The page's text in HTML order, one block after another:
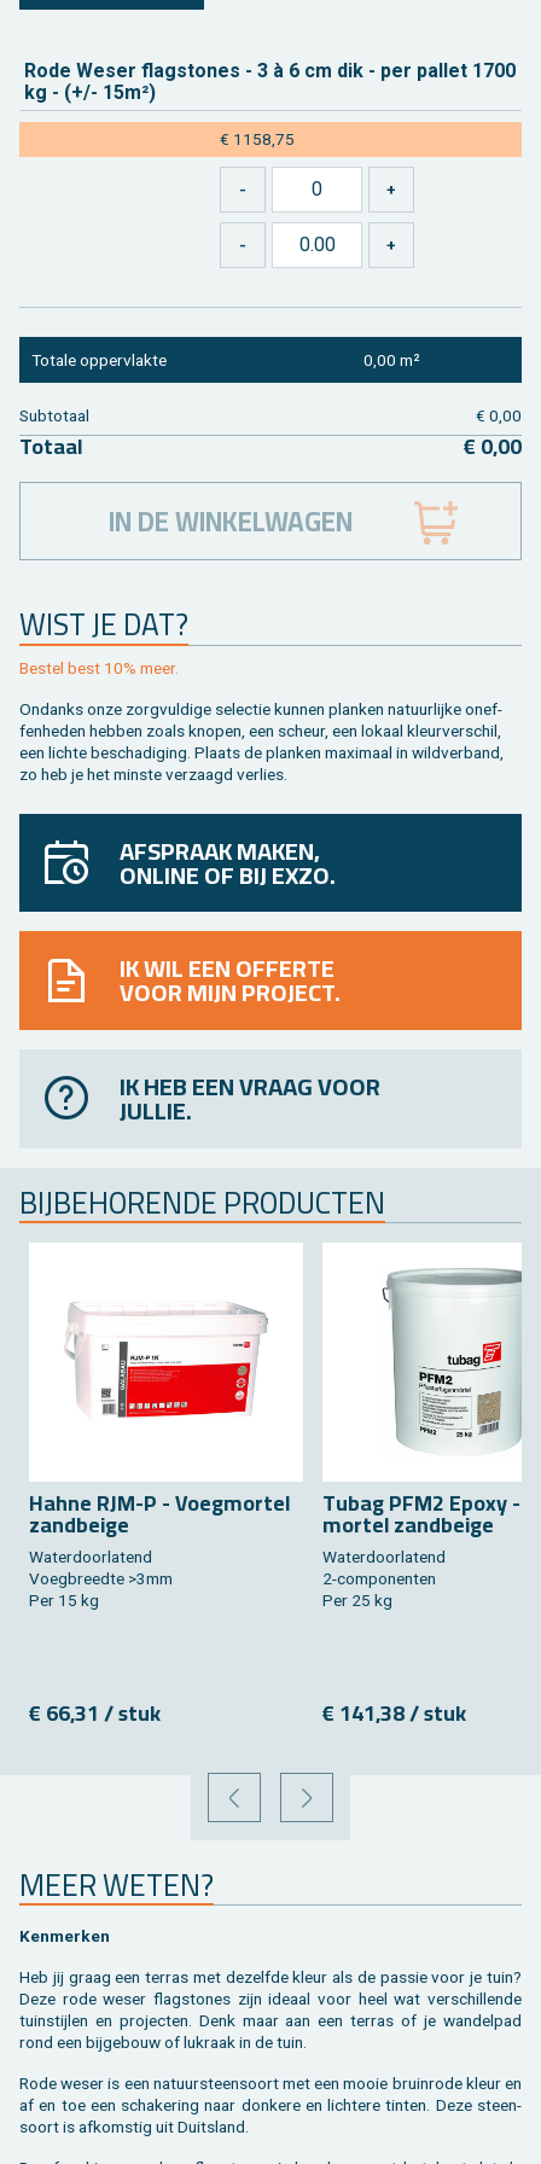
Rode Weser flag­sto­nes - 3 à 6 cm dik - per pal­let 1700
kg - (+/- 15m²)
€ 1158,75
WIST JE DAT?
Be­stel best 10% meer.
On­danks onze zorg­vul­di­ge se­lec­tie kun­nen plan­ken na­tuur­lij­ke on­ef­
fen­he­den heb­ben zoals kno­pen, een scheur, een lo­kaal kleur­ver­schil,
een lich­te be­scha­di­ging. Plaats de plan­ken maxi­maal in wild­ver­band,
zo heb je het min­ste ver­zaagd ver­lies.
To­ta­le op­per­vlak­te 0,00 m²
Sub­to­taal € 0,00
To­taal € 0,00
IN DE WINKELWAGEN
AFSPRAAK MAKEN,
ONLINE OF BIJ EXZO.
IK WIL EEN OFFERTE
VOOR MIJN PROJECT.
IK HEB EEN VRAAG VOOR
JULLIE.
BIJ­BE­HO­REN­DE PRO­DUC­TEN
Hahne RJM-P - Voeg­mor­tel
zand­bei­ge
Wa­ter­door­la­tend
Voeg­breed­te >3mm
Per 15 kg
€ 66,31 / stuk
Tubag PFM2 Epoxy -
mor­tel zand­bei­ge
Wa­ter­door­la­tend
2-com­po­nen­ten
Per 25 kg
€ 141,38 / stuk
VORIGE VOLGENDE
MEER WETEN?
Ken­mer­ken
Heb jij graag een ter­ras met de­zelf­de kleur als de pas­sie voor je tuin?
Deze rode weser flag­sto­nes zijn ide­aal voor heel wat ver­schil­len­de
tuin­stij­len en pro­jec­ten. Denk maar aan een ter­ras of je wan­del­pad
rond een bij­ge­bouw of luk­raak in de tuin.
Rode weser is een na­tuur­steen­soort met een mooie bruin­ro­de kleur en
af en toe een scha­ke­ring naar don­ke­re en lich­te­re tin­ten. Deze steen­
soort is af­kom­stig uit Duits­land.